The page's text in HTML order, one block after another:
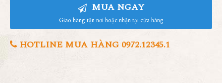
MUA NGAY
Giao hàng tận nơi hoặc nhận tại cửa hàng
HOTLINE MUA HÀNG 0972.12345.1